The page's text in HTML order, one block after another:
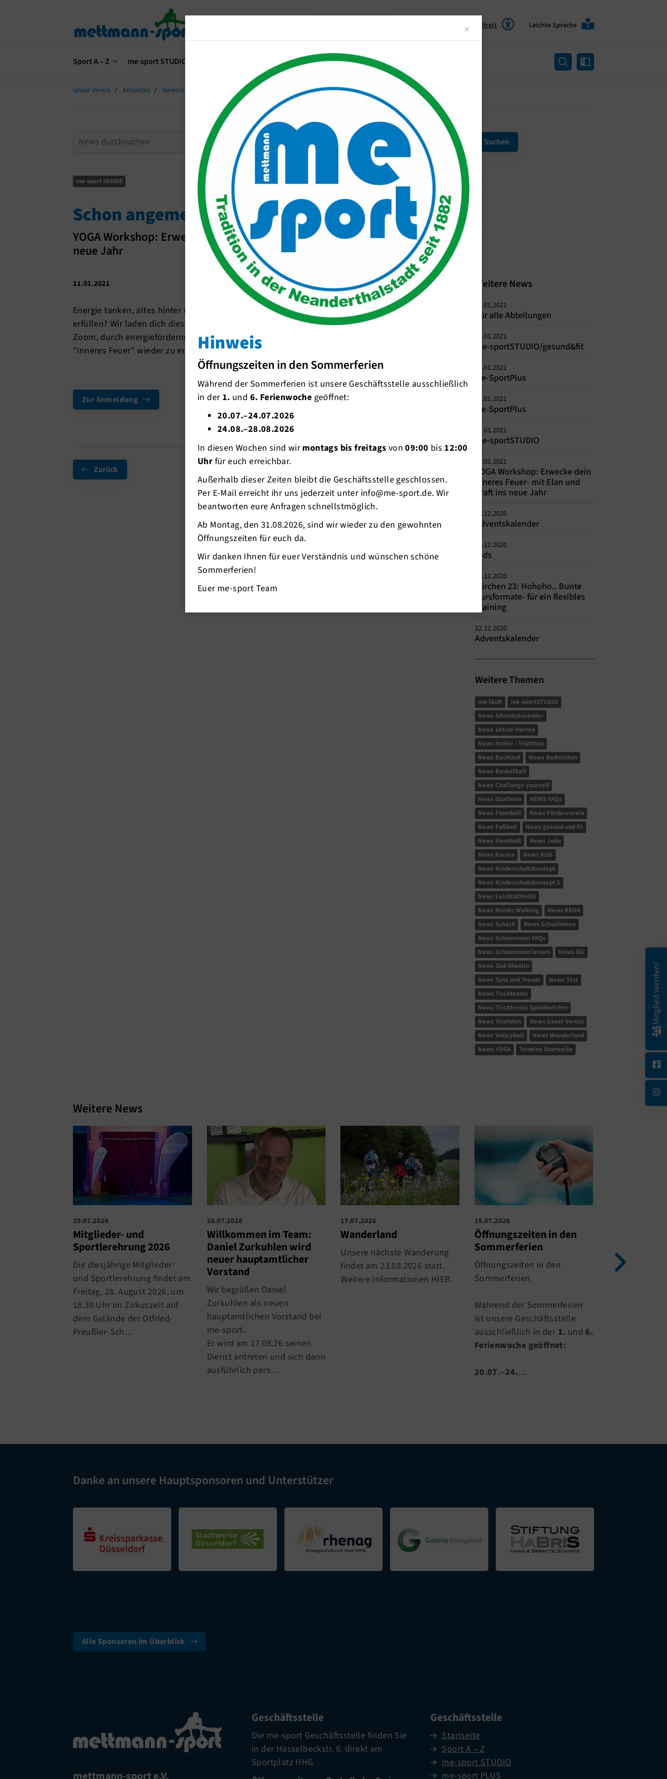
Barrierefreiheit Leichte Sprache
Sport A – Z me-sport STUDIO Unser Verein Mitgliederservice
Unser Verein Aktuelles Newsroom Schon angemeldet?
me-sport INSIDE
Schon angemeldet?
YOGA Workshop: Erwecke dein inneres Feuer- mit Elan und Kraft ins
neue Jahr
11.01.2021
Energie tanken, altes hinter uns lassen Körper & Geist mit neuer Lebensfreude
erfüllen? Wir laden dich diesen Samstag,
den 16.01. von 13:30 bis 14:45 Uhr
Zoom, durch energiefördernde Asnas, fließende Abfolgen und Atemübungen dein
"inneres Feuer" wieder zu entfachen und mit neuer Kraft & Elan in 2021 zu starten!
Zur Anmeldung
Zurück
Weitere News
14.01.2021
Für alle Abteilungen
12.01.2021
me-sportSTUDIO/gesund&fit
12.01.2021
Me-SportPlus
12.01.2021
Me-SportPlus
12.01.2021
me-sportSTUDIO
07.01.2021
YOGA Workshop: Erwecke dein
inneres Feuer- mit Elan und
Kraft ins neue Jahr
24.12.2020
Adventskalender
23.12.2020
Kids
23.12.2020
Türchen 23: Hohoho.. Bunte
Kursformate- für ein flexibles
Training
22.12.2020
Adventskalender
Weitere Themen
me-läuft
me-sportSTUDIO
News Adventskalender
News aktive Herren
News Archiv - Triathlon
News Bachlauf
News Badminton
News Basketball
News Challange yourself
News Duathlon
NEWS FAQs
News Floorball
News Förderverein
News Fußball
News gesund und fit
News Handball
News Judo
News Karate
News Kids
News Kinderschutzkonzept
News Kinderschutzkonzept 2
News Leichtathletik
News Nordic Walking
News REHA
News Schach
News Schwimmen
News Schwimmen FAQs
News Schwimmen lernen
News Ski
News Süd-Shaolin
News Tanz und Trends
News Test
News Tischtennis
News Tischtennis Spielberichte
News Triathlon
News Unser Verein
News Volleyball
News Wanderland
News YOGA
Termine Startseite
Weitere News
29.07.2026
Mitglieder- und
Sportlerehrung 2026
Die diesjährige Mitglieder-
und Sportlerehrung findet am
Freitag, 28. August 2026, um
18.30 Uhr im Zirkuszelt auf
dem Gelände der Otfried-
Preußler-Sch…
26.07.2026
Willkommen im Team:
Daniel Zurkuhlen wird
neuer hauptamtlicher
Vorstand
Wir begrüßen Daniel
Zurkuhlen als neuen
hauptamtlichen Vorstand bei
me-sport.
Er wird am 17.08.26 seinen
Dienst antreten und sich dann
ausführlich pers…
17.07.2026
Wanderland
Unsere nächste Wanderung
findet am 23.08.2026 statt.
Weitere Informationen HIER.
15.07.2026
Öffnungszeiten in den
Sommerferien
Öffnungszeiten in den
Sommerferien
Während der Sommerferien
ist unsere Geschäftsstelle
ausschließlich in der 1. und 6.
Ferienwoche geöffnet:
20.07.–24.…
Am
Danke an unsere Hauptsponsoren und Unterstützer
Alle Sponsoren im Überblick
Geschäftsstelle
Die me-sport Geschäftsstelle finden Sie
in der Hasselbeckstr. 6, direkt am
Sportplatz HHG
Geschäftsstelle
Startseite
Sport A – Z
me-sport STUDIO
me-sport PLUS
Mitglied werden!
× Close
Hinweis
Öffnungszeiten in den Sommerferien
Während der Sommerferien ist unsere Geschäftsstelle ausschließlich
in der1. und 6. Ferienwoche geöffnet:
20.07.–24.07.2026
24.08.–28.08.2026
In diesen Wochen sind wirmontags bis freitags von09:00 bis 12:00
Uhr für euch erreichbar.
Außerhalb dieser Zeiten bleibt die Geschäftsstelle geschlossen.
Per E-Mail erreicht ihr uns jederzeit unter info@me-sport.de. Wir
beantworten eure Anfragen schnellstmöglich.
Ab Montag, den 31.08.2026, sind wir wieder zu den gewohnten
Öffnungszeiten für euch da.
Wir danken Ihnen für euer Verständnis und wünschen schöne
Sommerferien!
Euer me-sport Team